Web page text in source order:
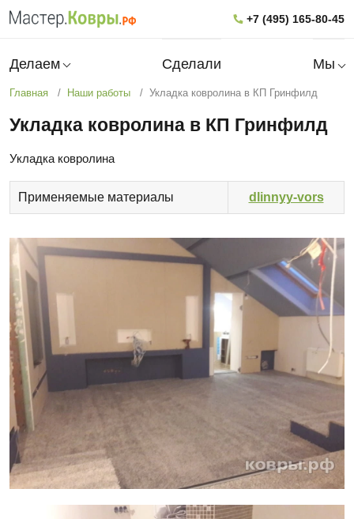
+7 (495) 165-80-45
Делаем Сделали Мы
Главная Наши работы Укладка ковролина в КП Гринфилд
Укладка ковролина в КП Гринфилд
Укладка ковролина
Применяемые материалы dlinnyy-vors